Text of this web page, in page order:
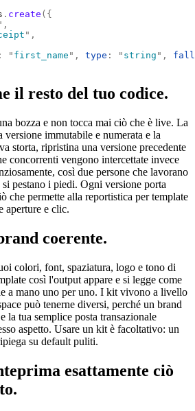
. create ({
,
" ,
: " first_name " , type : " string " ,
il resto del tuo codice.
bozza e non tocca mai ciò che è live. La
immutabile e numerata e la
storta, ripristina una versione precedente
concorrenti vengono intercettate invece
così due persone che lavorano
pestano i piedi. Ogni versione porta
che permette alla reportistica per template
aperture e clic.
coerente.
colori, font, spaziatura, logo e tono di
così l'output appare e si legge come
a mano uno per uno. I kit vivono a livello
può tenerne diversi, perché un brand
la tua semplice posta transazionale
aspetto. Usare un kit è facoltativo: un
su default puliti.
esattamente ciò